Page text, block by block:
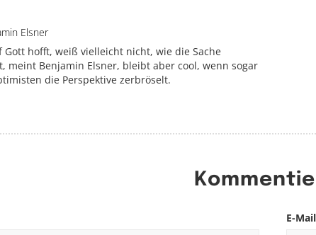
Elsner
Gott hofft, weiß vielleicht nicht, wie die Sache
meint Benjamin Elsner, bleibt aber cool, wenn sogar
die Perspektive zerbröselt.
E-